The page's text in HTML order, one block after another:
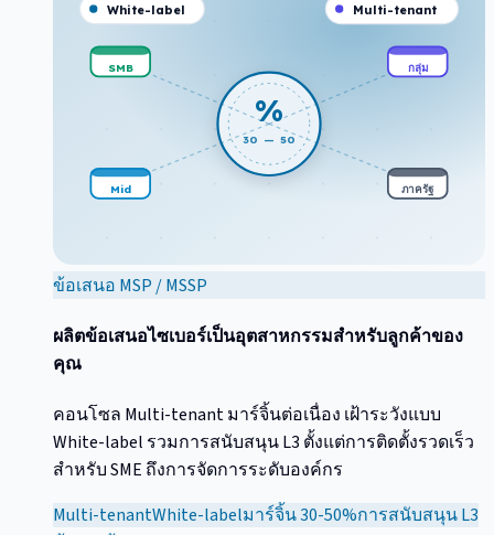
%
30 — 50
SMB
Mid
กลุ่ม
ภาครัฐ
White-label Multi-tenant
ข้อเสนอ MSP / MSSP
ผลิตข้อเสนอไซเบอร์เป็นอุตสาหกรรมสำหรับลูกค้าของ
คุณ
คอนโซล Multi-tenant มาร์จิ้นต่อเนื่อง เฝ้าระวังแบบ
White-label รวมการสนับสนุน L3 ตั้งแต่การติดตั้งรวดเร็ว
สำหรับ SME ถึงการจัดการระดับองค์กร
Multi-tenantWhite-labelมาร์จิ้น 30-50%การสนับสนุน L3